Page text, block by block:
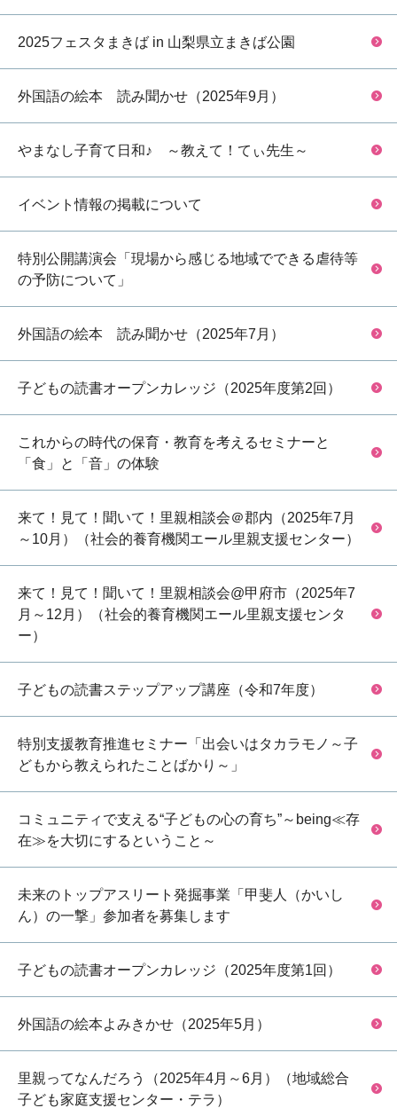
2025フェスタまきば in 山梨県立まきば公園
外国語の絵本 読み聞かせ（2025年9月）
やまなし子育て日和♪ ～教えて！てぃ先生～
イベント情報の掲載について
特別公開講演会「現場から感じる地域でできる虐待等
の予防について」
外国語の絵本 読み聞かせ（2025年7月）
子どもの読書オープンカレッジ（2025年度第2回）
これからの時代の保育・教育を考えるセミナーと
「食」と「音」の体験
来て！見て！聞いて！里親相談会＠郡内（2025年7月
～10月）（社会的養育機関エール里親支援センター）
来て！見て！聞いて！里親相談会@甲府市（2025年7
月～12月）（社会的養育機関エール里親支援センタ
ー）
子どもの読書ステップアップ講座（令和7年度）
特別支援教育推進セミナー「出会いはタカラモノ～子
どもから教えられたことばかり～」
コミュニティで支える“子どもの心の育ち”～being≪存
在≫を大切にするということ～
未来のトップアスリート発掘事業「甲斐人（かいし
ん）の一撃」参加者を募集します
子どもの読書オープンカレッジ（2025年度第1回）
外国語の絵本よみきかせ（2025年5月）
里親ってなんだろう（2025年4月～6月）（地域総合
子ども家庭支援センター・テラ）